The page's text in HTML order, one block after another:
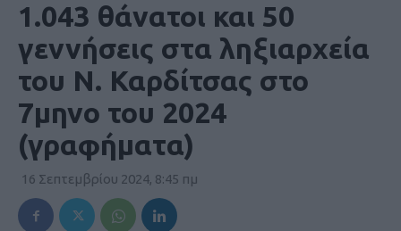
1.043 θάνατοι και 50
γεννήσεις στα ληξιαρχεία
του Ν. Καρδίτσας στο
7μηνο του 2024
(γραφήματα)
16 Σεπτεμβρίου 2024, 8:45 πμ